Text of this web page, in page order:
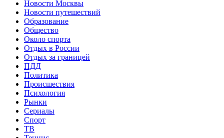
Новости Москвы
Новости путешествий
Образование
Общество
Около спорта
Отдых в России
Отдых за границей
ПДД
Политика
Происшествия
Психология
Рынки
Сериалы
Спорт
ТВ